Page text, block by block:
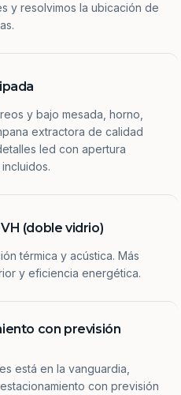
y resolvimos la ubicación de
y bajo mesada, horno,
extractora de calidad
led con apertura
(doble vidrio)
térmica y acústica. Más
y eficiencia energética.
con previsión
está en la vanguardia,
con previsión